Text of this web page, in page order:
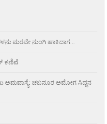
ಮರವೇ ನುಂಗಿ ಹಾಕಿದಾಗ…
ಕಣಿವೆ
ಅಮವಾಸ್ಯೆ: ಚಬನೂರ ಅಮೋಗ ಸಿದ್ದನ